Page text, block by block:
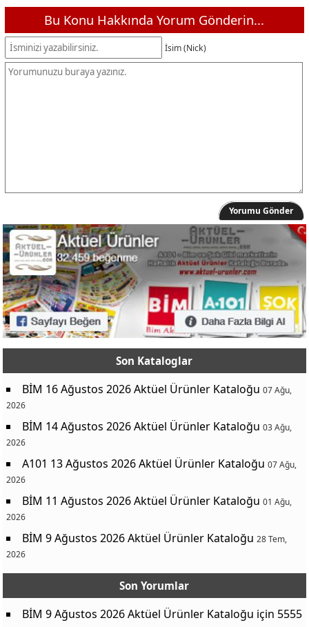
Akıllı takip cihazı
349,00 TL
Kapalı Kedi Tuvaleti
349,00 TL
Kedi Kum Küreği
Kedi Taşıma Çantası
39,90 TL
Kiwi Fare Şeklinde Hayvan Oyuncağı
69,90 TL
Kiwi Peluş Oyuncaklı Zilli Kedi Oltası
69,90 TL
Toplu Yuvarlak Kedi Oyuncağı
79,90 TL
Kedi Toplu Merdivenli Oyuncak
99,90 TL
Kedi Tüy Toplama Tarağı
49,90 TL
kaynak: https://aktuel-urunler.com/
00,00 TL
Kedi Tırmalama Direği
199,00 TL
Plastik Mama Kabı 0.3 L
19,90 TL
Plastik Mama Kabı 0.6 L
29,90 TL
Antrasit Kristal Saksı Çeşitleri 1,15 L
19,95 TL
Antrasit Kristal Saksı Çeşitleri 2 L
22,95 TL
Antrasit Kristal Saksı Çeşitleri 3,25 L
Antrasit Kristal Saksı Çeşitleri 6 L
49,95 TL
Kristal Saksı Çeşitleri 3,25 L
39,95 TL
Çiçek Toprağı
Bu Konu Hakkında Yorum Gönderin...
İsim (Nick)
Yorumu Gönder
Son Kataloglar
BİM 16 Ağustos 2026 Aktüel Ürünler Kataloğu 07 Ağu,
2026
BİM 14 Ağustos 2026 Aktüel Ürünler Kataloğu 03 Ağu,
2026
A101 13 Ağustos 2026 Aktüel Ürünler Kataloğu 07 Ağu,
2026
BİM 11 Ağustos 2026 Aktüel Ürünler Kataloğu 01 Ağu,
2026
BİM 9 Ağustos 2026 Aktüel Ürünler Kataloğu 28 Tem,
2026
Son Yorumlar
BİM 9 Ağustos 2026 Aktüel Ürünler Kataloğu için 5555